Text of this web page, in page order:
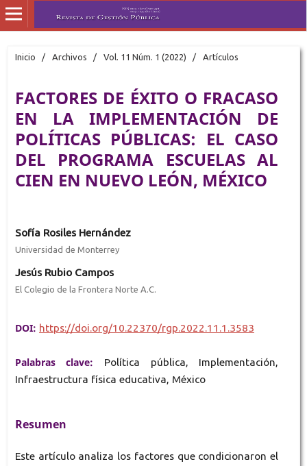
Inicio / Archivos / Vol. 11 Núm. 1 (2022) / Artículos
FACTORES DE ÉXITO O FRACASO
EN LA IMPLEMENTACIÓN DE
POLÍTICAS PÚBLICAS: EL CASO
DEL PROGRAMA ESCUELAS AL
CIEN EN NUEVO LEÓN, MÉXICO
Sofía Rosiles Hernández
Universidad de Monterrey
Jesús Rubio Campos
El Colegio de la Frontera Norte A.C.
DOI: https://doi.org/10.22370/rgp.2022.11.1.3583
Palabras clave:
Política pública, Implementación,
Infraestructura física educativa, México
Resumen
Este artículo analiza los factores que condicionaron el